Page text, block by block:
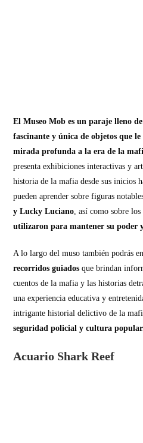
El Museo Mob es un paraje lleno
fascinante y única de objetos que
mirada profunda a la era de la
presenta exhibiciones interactivas y
historia de la mafia desde sus inicios
pueden aprender sobre figuras
y Lucky Luciano, así como sobre los
utilizaron para mantener su poder
A lo largo del muso también podrás
recorridos guiados que brindan
cuentos de la mafia y las historias
una experiencia educativa y
intrigante historial delictivo de la
seguridad policial y cultura
Acuario Shark Reef